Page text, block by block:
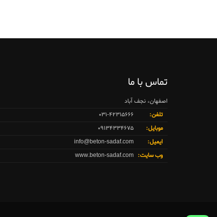
تماس با ما
اصفهان، نجف آباد
تلفن:
۰۳۱-۴۲۳۱۵۶۶۶
موبایل:
۰۹۱۳۴۳۳۴۶۷۵
ایمیل:
info@beton-sadaf.com
وب سایت: www.beton-sadaf.com